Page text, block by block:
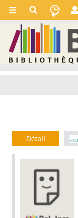
Détail